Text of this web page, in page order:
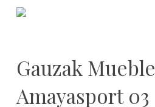
Skip
Gauzak Mueble
Amayasport 03